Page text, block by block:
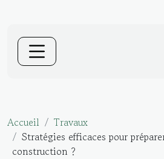
Accueil
Travaux
Stratégies efficaces pour
construction ?